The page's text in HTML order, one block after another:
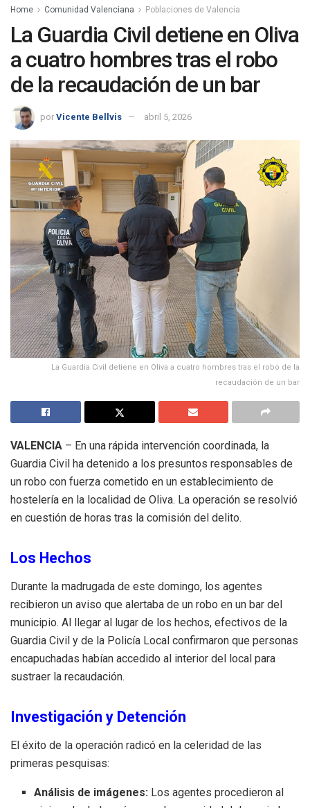
Home Comunidad Valenciana Poblaciones de Valencia
La Guardia Civil detiene en Oliva
a cuatro hombres tras el robo
de la recaudación de un bar
por Vicente Bellvis abril 5, 2026
La Guardia Civil detiene en Oliva a cuatro hombres tras el robo de la
recaudación de un bar
VALENCIA – En una rápida intervención coordinada, la
Guardia Civil ha detenido a los presuntos responsables de
un robo con fuerza cometido en un establecimiento de
hostelería en la localidad de Oliva. La operación se resolvió
en cuestión de horas tras la comisión del delito.
Los Hechos
Durante la madrugada de este domingo, los agentes
recibieron un aviso que alertaba de un robo en un bar del
municipio. Al llegar al lugar de los hechos, efectivos de la
Guardia Civil y de la Policía Local confirmaron que personas
encapuchadas habían accedido al interior del local para
sustraer la recaudación.
Investigación y Detención
El éxito de la operación radicó en la celeridad de las
primeras pesquisas:
Análisis de imágenes: Los agentes procedieron al